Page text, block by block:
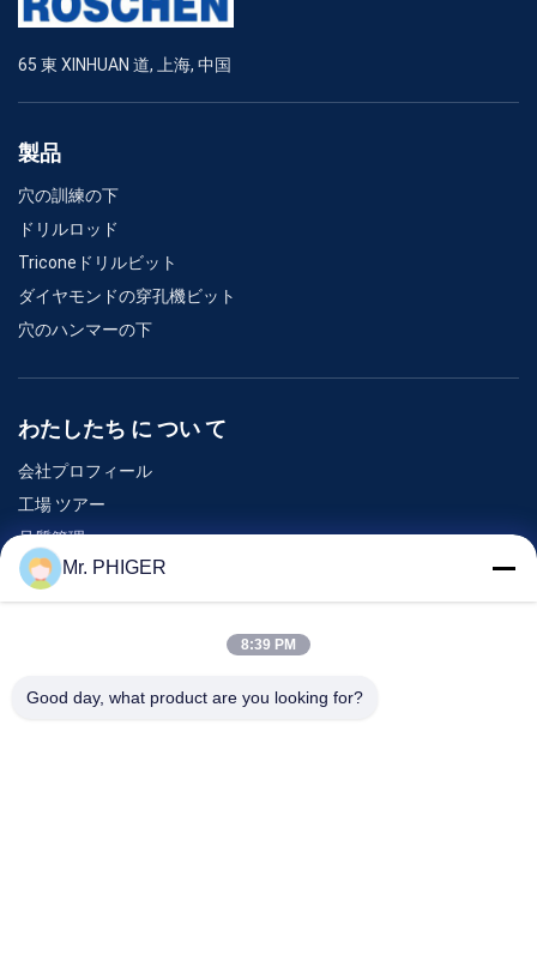
65 東 XINHUAN 道, 上海, 中国
製品
穴の訓練の下
ドリルロッド
Triconeドリルビット
ダイヤモンドの穿孔機ビット
穴のハンマーの下
わたしたち に つい て
会社プロフィール
工場 ツアー
品質管理
地図
連絡 ください
イベント
Mr. PHIGER
8:39 PM
Good day, what product are you looking for?